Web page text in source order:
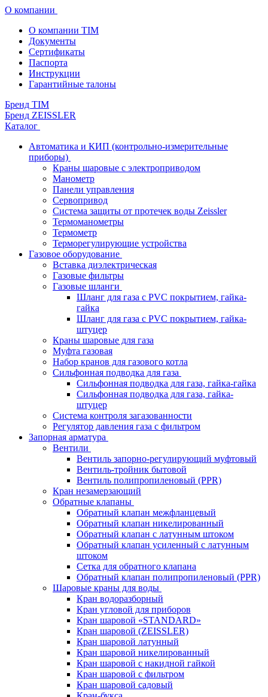
О компании
О компании TIM
Документы
Сертификаты
Паспорта
Инструкции
Гарантийные талоны
Бренд TIM
Бренд ZEISSLER
Каталог
Автоматика и КИП (контрольно-измерительные
приборы)
Краны шаровые с электроприводом
Манометр
Панели управления
Сервопривод
Система защиты от протечек воды Zeissler
Термоманометры
Термометр
Терморегулирующие устройства
Газовое оборудование
Вставка диэлектрическая
Газовые фильтры
Газовые шланги
Шланг для газа с PVC покрытием, гайка-
гайка
Шланг для газа с PVC покрытием, гайка-
штуцер
Краны шаровые для газа
Муфта газовая
Набор кранов для газового котла
Сильфонная подводка для газа
Сильфонная подводка для газа, гайка-гайка
Сильфонная подводка для газа, гайка-
штуцер
Система контроля загазованности
Регулятор давления газа с фильтром
Запорная арматура
Вентили
Вентиль запорно-регулирующий муфтовый
Вентиль-тройник бытовой
Вентиль полипропиленовый (PPR)
Кран незамерзающий
Обратные клапаны
Обратный клапан межфланцевый
Обратный клапан никелированный
Обратный клапан с латунным штоком
Обратный клапан усиленный с латунным
штоком
Сетка для обратного клапана
Обратный клапан полипропиленовый (PPR)
Шаровые краны для воды
Кран водоразборный
Кран угловой для приборов
Кран шаровой «STANDARD»
Кран шаровой (ZEISSLER)
Кран шаровой латунный
Кран шаровой никелированный
Кран шаровой с накидной гайкой
Кран шаровой с фильтром
Кран шаровой садовый